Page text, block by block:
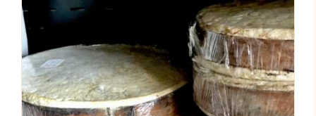
AJOUTER AU PANIER
/
DÉTAILS